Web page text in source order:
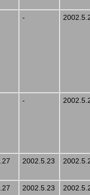
-
-
2002.5.23
2002.5.23